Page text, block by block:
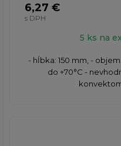
6,27 €
s DPH
5 ks na
- hĺbka: 150 mm, -
do +70°C -